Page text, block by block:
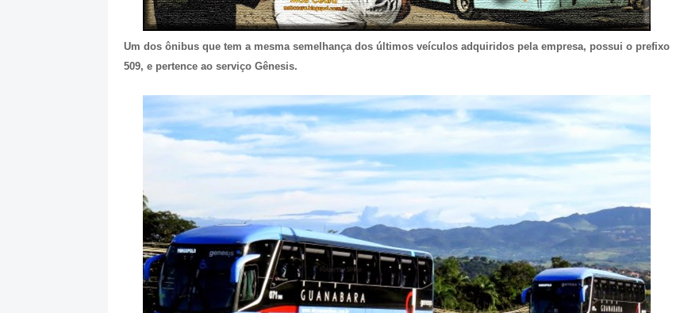
Um dos ônibus que tem a mesma semelhança dos últimos veículos adquiridos pela empresa, possui o prefixo
509, e pertence ao serviço Gênesis.